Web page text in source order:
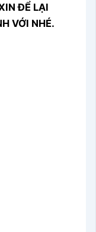
ĐỂ LẠI
VỚI NHÉ.